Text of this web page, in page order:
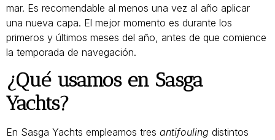
mar. Es recomendable al menos una vez al año aplicar
una nueva capa. El mejor momento es durante los
primeros y últimos meses del año, antes de que comience
la temporada de navegación.
¿Qué usamos en Sasga
Yachts?
En Sasga Yachts empleamos tres antifouling distintos